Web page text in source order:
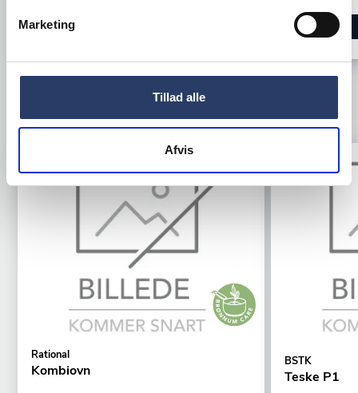
Marketing
Tillad alle
Afvis
TILBEHØR
Rational
Kombiovn
BSTK
Teske P1